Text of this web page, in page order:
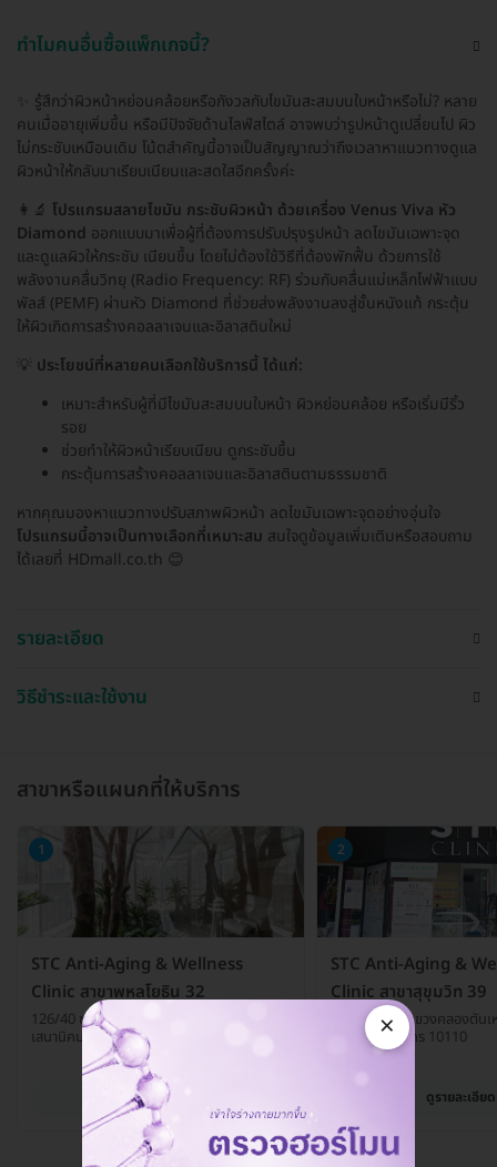
ทำไมคนอื่นซื้อแพ็กเกจนี้?
✨ รู้สึกว่าผิวหน้าหย่อนคล้อยหรือกังวลกับไขมันสะสมบนใบหน้าหรือไม่? หลาย
คนเมื่ออายุเพิ่มขึ้น หรือมีปัจจัยด้านไลฟ์สไตล์ อาจพบว่ารูปหน้าดูเปลี่ยนไป ผิว
ไม่กระชับเหมือนเดิม โน้ตสำคัญนี้อาจเป็นสัญญาณว่าถึงเวลาหาแนวทางดูแล
ผิวหน้าให้กลับมาเรียบเนียนและสดใสอีกครั้งค่ะ
👩‍🔬 โปรแกรมสลายไขมัน กระชับผิวหน้า ด้วยเครื่อง Venus Viva หัว
Diamond ออกแบบมาเพื่อผู้ที่ต้องการปรับปรุงรูปหน้า ลดไขมันเฉพาะจุด
และดูแลผิวให้กระชับ เนียนขึ้น โดยไม่ต้องใช้วิธีที่ต้องพักฟื้น ด้วยการใช้
พลังงานคลื่นวิทยุ (Radio Frequency: RF) ร่วมกับคลื่นแม่เหล็กไฟฟ้าแบบ
พัลส์ (PEMF) ผ่านหัว Diamond ที่ช่วยส่งพลังงานลงสู่ชั้นหนังแท้ กระตุ้น
ให้ผิวเกิดการสร้างคอลลาเจนและอิลาสตินใหม่
💡 ประโยชน์ที่หลายคนเลือกใช้บริการนี้ ได้แก่:
เหมาะสำหรับผู้ที่มีไขมันสะสมบนใบหน้า ผิวหย่อนคล้อย หรือเริ่มมีริ้ว
รอย
ช่วยทำให้ผิวหน้าเรียบเนียน ดูกระชับขึ้น
กระตุ้นการสร้างคอลลาเจนและอิลาสตินตามธรรมชาติ
หากคุณมองหาแนวทางปรับสภาพผิวหน้า ลดไขมันเฉพาะจุดอย่างอุ่นใจ
โปรแกรมนี้อาจเป็นทางเลือกที่เหมาะสม สนใจดูข้อมูลเพิ่มเติมหรือสอบถาม
ได้เลยที่ HDmall.co.th 😊
รายละเอียด
วิธีชำระและใช้งาน
สาขาหรือแผนกที่ให้บริการ
1
STC Anti-Aging & Wellness
Clinic สาขาพหลโยธิน 32
126/40 ซ. พหลโยธิน 32 ถ. เสนานิคม 1 แขวง
เสนานิคม เขตจตุจักร กรุงเทพมหานคร 10900
ดูรายละเอียด
2
STC Anti-Aging &
Clinic สาขาสุขุมวิท 39
ซ. สุขุมวิท 39 แขวงคลองตัน
กรุงเทพมหานคร 10110
ดูรายละเอียด
×